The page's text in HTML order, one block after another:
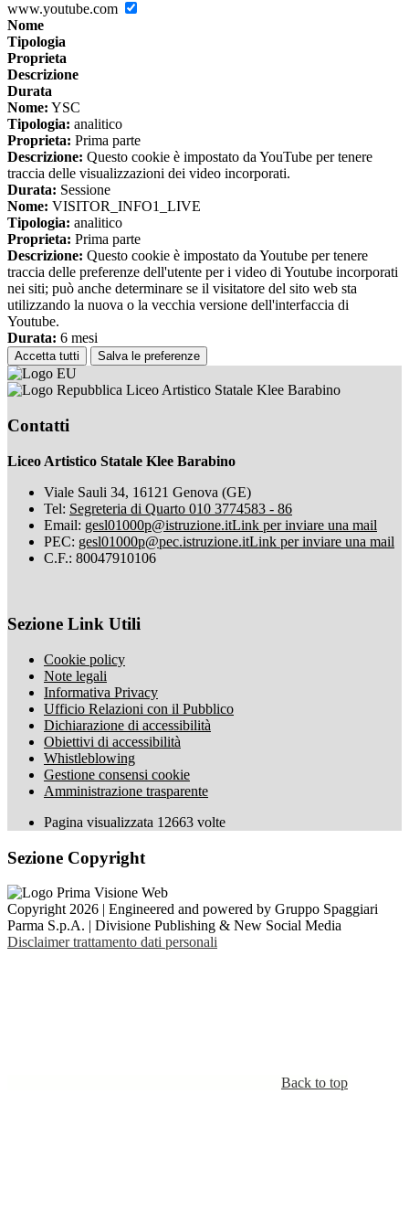
www.youtube.com
Nome
Tipologia
Proprieta
Descrizione
Durata
Nome: YSC
Tipologia: analitico
Proprieta: Prima parte
Descrizione: Questo cookie è impostato da YouTube per tenere
traccia delle visualizzazioni dei video incorporati.
Durata: Sessione
Nome: VISITOR_INFO1_LIVE
Tipologia: analitico
Proprieta: Prima parte
Descrizione: Questo cookie è impostato da Youtube per tenere
traccia delle preferenze dell'utente per i video di Youtube incorporati
nei siti; può anche determinare se il visitatore del sito web sta
utilizzando la nuova o la vecchia versione dell'interfaccia di
Youtube.
Durata: 6 mesi
Accetta tutti Salva le preferenze
Liceo Artistico Statale Klee Barabino
Contatti
Liceo Artistico Statale Klee Barabino
Viale Sauli 34, 16121 Genova (GE)
Tel: Segreteria di Quarto 010 3774583 - 86
Email: gesl01000p@istruzione.itLink per inviare una mail
PEC: gesl01000p@pec.istruzione.itLink per inviare una mail
C.F.: 80047910106
Sezione Link Utili
Cookie policy
Note legali
Informativa Privacy
Ufficio Relazioni con il Pubblico
Dichiarazione di accessibilità
Obiettivi di accessibilità
Whistleblowing
Gestione consensi cookie
Amministrazione trasparente
Pagina visualizzata 12663 volte
Sezione Copyright
Copyright 2026 | Engineered and powered by Gruppo Spaggiari
Parma S.p.A. | Divisione Publishing & New Social Media
Disclaimer trattamento dati personali
Back to top